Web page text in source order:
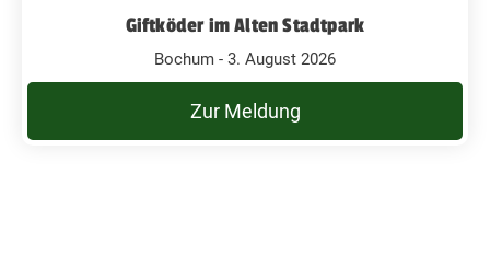
Giftköder im Alten Stadtpark
Bochum - 3. August 2026
Zur Meldung